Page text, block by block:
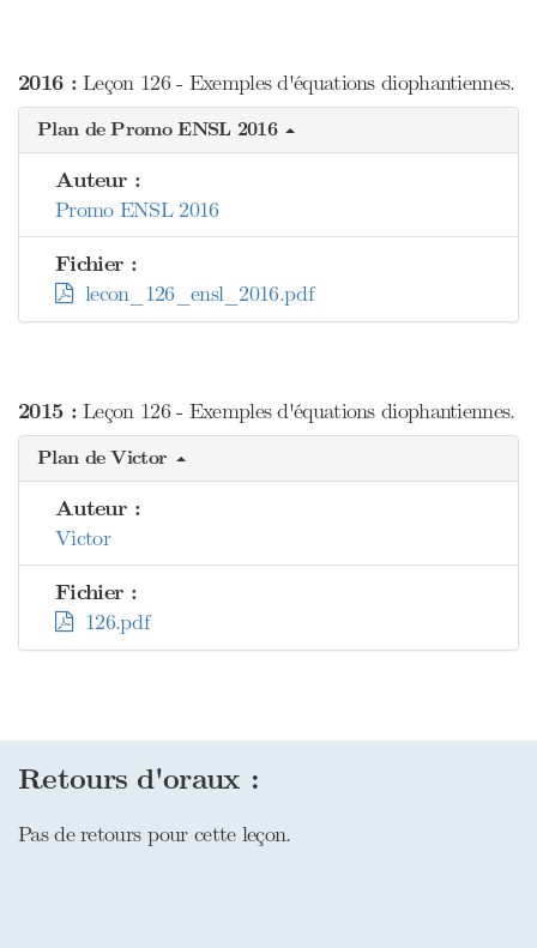
2016 :Leçon 126 - Exemples d'équations diophantiennes.
Plan de Promo ENSL 2016
Auteur :
Promo ENSL 2016
Fichier :
lecon_126_ensl_2016.pdf
2015 :Leçon 126 - Exemples d'équations diophantiennes.
Plan de Victor
Auteur :
Victor
Fichier :
126.pdf
Retours d'oraux :
Pas de retours pour cette leçon.